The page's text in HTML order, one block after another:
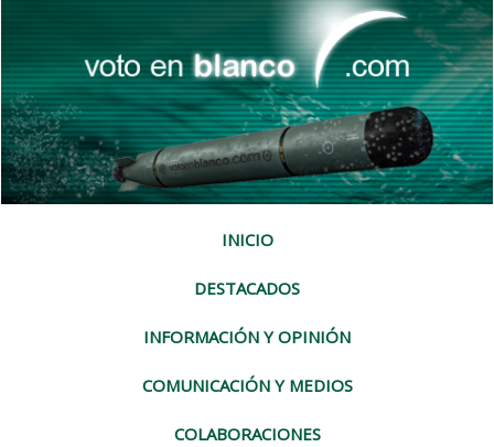
INICIO
DESTACADOS
INFORMACIÓN Y OPINIÓN
COMUNICACIÓN Y MEDIOS
COLABORACIONES